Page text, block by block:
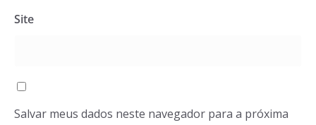
Site
Salvar meus dados neste navegador para a próxima